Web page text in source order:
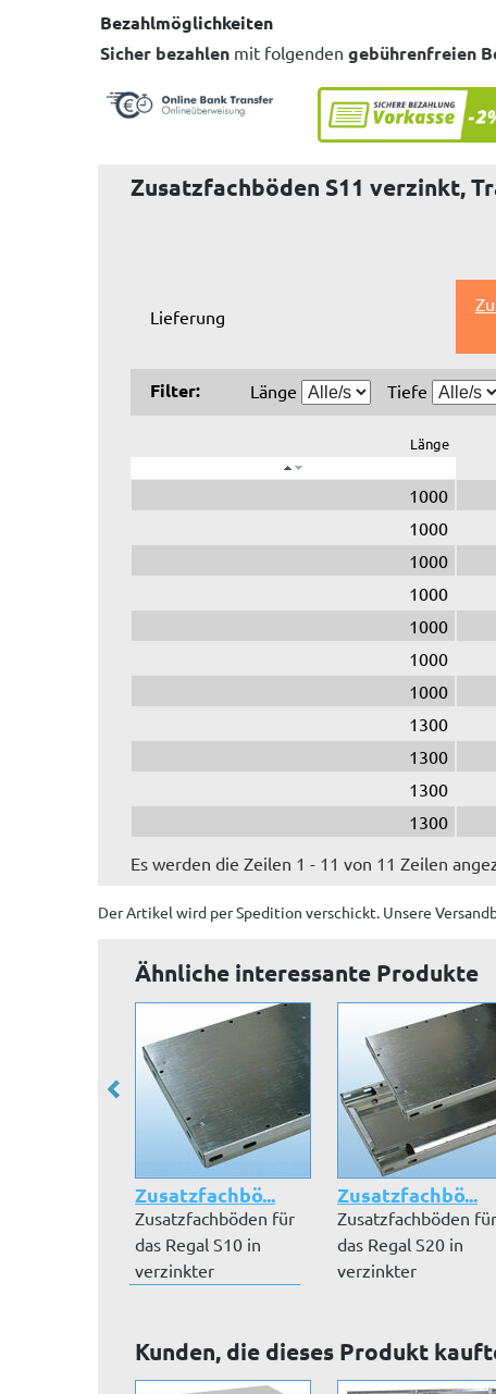
Bezahlmöglichkeiten
Sicher bezahlen mit folgenden gebührenfreien
Zusatzfachböden S11 verzinkt,
Lieferung
Filter: Länge Tiefe
Länge
1000
1000
1000
1000
1000
1000
1000
1300
1300
1300
1300
Es werden die Zeilen 1 - 11 von 11 Zeilen
Der Artikel wird per Spedition verschickt. Unsere
Ähnliche interessante Produkte
Zusatzfachbö...
Zusatzfachböden für
das Regal S10 in
verzinkter
Zusatzfachbö...
Zusatzfachböden für
das Regal S20 in
verzinkter
Kunden, die dieses Produkt